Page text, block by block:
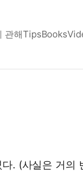
관해TipsBooks
. (사실은 거의